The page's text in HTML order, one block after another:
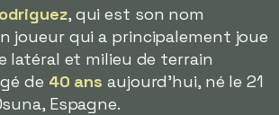
, qui est son nom
joueur qui a principalement joue
latéral et milieu de terrain
de 40 ans aujourd'hui, né le 21
Espagne.